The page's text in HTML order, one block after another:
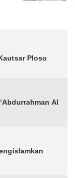
Ploso
Al